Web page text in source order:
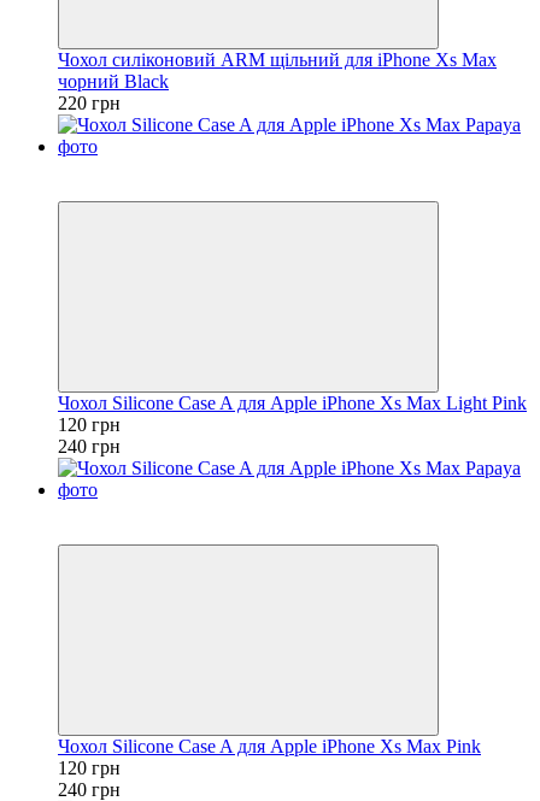
Чохол силіконовий ARM щільний для iPhone Xs Max
чорний Вlack
220 грн
Чохол Silicone Case A для Apple iPhone Xs Max Light Pink
120 грн
240 грн
Чохол Silicone Case A для Apple iPhone Xs Max Pink
120 грн
240 грн